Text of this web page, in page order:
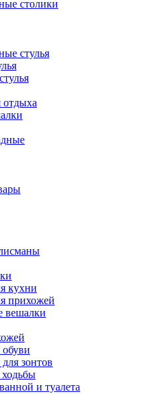
столики
стулья
отдыха
кухни
прихожей
вешалки
зонтов
ходьбы
и туалета